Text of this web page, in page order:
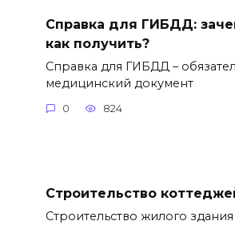
Справка для ГИБДД:
как получить?
Справка для ГИБДД –
медицинский документ
0 824
Строительство
Строительство жилого